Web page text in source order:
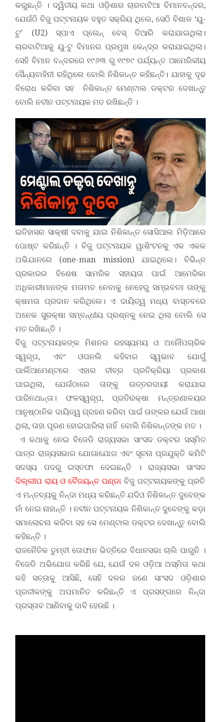
କରୁଛନ୍ତି । ଦ୍ୱିତୀୟ କଥା ଓଡ଼ିଶାର ଚାରବାଟିଆ ବିମାନବନ୍ଦର,
ଯେଉଁଠି ବିଜୁ ପଟ୍ଟନାୟକ ବହୁତ ସକ୍ରିୟ ଥିଲେ, ସେଠି ବିଶାଳ ‘ୟୁ-
ଟୁ’ (U2) ସ୍ପାଏ ପ୍ଲେନ୍ ବେସ୍ ତିଆରି କରାଯାଇଥିଲା।
ଚାରବାଟିଆକୁ ୟୁ-ଟୁ ବିମାନର ପ୍ରମୁଖ କେନ୍ଦ୍ର କରାଯାଇଥିଲା।
ସେହି ବିମାନ ବନ୍ଦରରେ ୧୯୬୩ ରୁ ୧୯୭୯ ପର୍ଯ୍ୟନ୍ତ ଆମେରିକୀୟ
ସୈନ୍ୟବାହିନୀ ରହିଥିଲେ ବୋଲି ନିଶିକାନ୍ତ କହିଛନ୍ତି। ଯାହାକୁ ଦୃଢ
ବିରୋଧ କରିବା ସହ ନିଶିକାନ୍ତ ମେଣ୍ଟାଲ ଡକ୍ଟର ଦେଖାନ୍ତୁ
ବୋଲି ନବୀନ ପଟ୍ଟନାୟକ ମତ ରଖିଛନ୍ତି ।
ଇତିହାସର ସାକ୍ଷୀ ଦବାକୁ ଯାଇ ନିଶିକାନ୍ତ ସୋସିଆଲ ମିଡ଼ିଆରେ
ପୋଷ୍ଟ କରିଛନ୍ତି । ବିଜୁ ପଟ୍ଟନାୟକ ୱାଶିଂଟନକୁ ଏକ ଏକକ
ଅଭିଯାନରେ (one-man mission) ଯାଇଥିଲେ। ବିଭିନ୍ନ
ପ୍ରକାରର ବିଶେଷ ସାମରିକ ସହାୟତା ପାଇଁ ଆମେରିକା
ଅଧିକାରୀମାନଙ୍କ ମତାମତ ନେବାକୁ ନେହେରୁ ସମ୍ଭବତଃ ତାଙ୍କୁ
କ୍ଷମତା ପ୍ରଦାନ କରିଥିଲେ। ଏ ଦାୟିତ୍ୱ ମଧ୍ୟ ବାସ୍ତବରେ
ଅନେକ ସୁରକ୍ଷା ସମ୍ବନ୍ଧୀୟ ପ୍ରଶ୍ନକୁ ନେଇ ଥିଲା ବୋଲି ସେ
ମତ ରଖିଛନ୍ତି ।
ବିଜୁ ପଟ୍ଟନାୟକଙ୍କ ମିଶନର ରହସ୍ୟମୟ ଓ ଅନୌପଚାରିକ
ସ୍ୱରୂପ, ଏବଂ ଓପନଲି କହିବାର ସ୍ୱଭାବ ଯୋଗୁଁ
ପାର୍ଲିଆମେଣ୍ଟରେ ଏହାର ତୀବ୍ର ପ୍ରତିକ୍ରିୟା ପ୍ରକାଶ
ପାଇଥିଲା, ଯେଉଁଠାରେ ତାଙ୍କୁ ଉତ୍ତରଦାୟୀ କରାଯାଇ
ପାରିନଥାନ୍ତା। ଫଳସ୍ୱରୂପ, ପ୍ରତିରକ୍ଷା ମନ୍ତ୍ରଣାଳୟର
ଆନୁଷ୍ଠାନିକ ଦାୟିତ୍ୱ ଗ୍ରହଣ କରିବା ପାଇଁ ତାଙ୍କର ଯେଉଁ ଆଶା
ଥିଲା, ତାହା ପୂରଣ ହୋଇପାରିଲା ନାହିଁ ବୋଲି ନିଶିକାନ୍ତଙ୍କ ମତ ।
ଏ କଥାକୁ ନେଇ ବିଜେଡି ରାଜ୍ୟସଭା ସାଂସଦ ଡକ୍ଟର ସସ୍ମିତ
ପାତ୍ର ରାଜ୍ୟସଭାର ଯୋଗାଯୋଗ ଏବଂ ସୂଚନା ପ୍ରଯୁକ୍ତି କମିଟି
ସଦସ୍ୟ ପଦରୁ ଇସ୍ତଫା ଦେଇଛନ୍ତି । ରାଜ୍ୟସଭା ସାଂସଦ
ଦିଲ୍ଲୀପ ରାୟ ଓ ବୈଜୟନ୍ତ ପଣ୍ଡା ବିଜୁ ପଟ୍ଟନାୟକଙ୍କୁ ପ୍ରତି
ଏ ମନ୍ତବ୍ୟକୁ ନିନ୍ଦା ମଧ୍ୟ କରିଛନ୍ତି ଯଦିଓ ନିଶିକାନ୍ତ ଦୁବେଙ୍କ
ନାଁ ନେଇ ନାହାନ୍ତି । ନବୀନ ପଟ୍ଟନାୟକ ନିଶିକାନ୍ତ ଦୁବେଙ୍କୁ କଡ଼ା
ସମାଲୋଚନା କରିବା ସହ ସେ ମେଣ୍ଟାଲ ଡକ୍ଟର ଦେଖାନ୍ତୁ ବୋଲି
କହିଛନ୍ତି ।
ରାଜନୈତିକ ତୁମ୍ବୀ ତୋଫାନ ଭିତ୍ତିରେ ବିଧାନସଭା ଚାଲି ପାରୁନି ।
ବିଜେଡି ଅଭିଯୋଗ କରିଛି ଯେ, ଯେଉଁ ଦଳ ଓଡ଼ିଆ ଅସ୍ମିତା କଥା
କହି ସତ୍ତାକୁ ଆସିଛି, ସେହି ଦଳର ଜଣେ ସାଂସଦ ଓଡ଼ିଶାର
ପ୍ରତୀକଙ୍କୁ ଅପମାନିତ କରିଛନ୍ତି ଏ ପ୍ରସଙ୍ଗରେ ନିନ୍ଦା
ପ୍ରସ୍ତାବ ଆଣିବାକୁ ଦାବି ହେଉଛି ।